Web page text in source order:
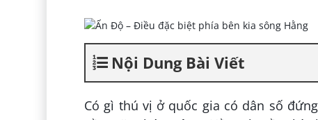
Nội Dung Bài Viết
Có gì thú vị ở quốc gia có dân số